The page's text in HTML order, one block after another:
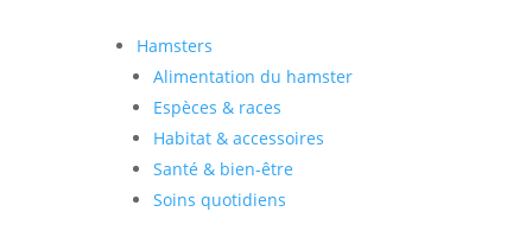
Hamsters
Alimentation du hamster
Espèces & races
Habitat & accessoires
Santé & bien-être
Soins quotidiens